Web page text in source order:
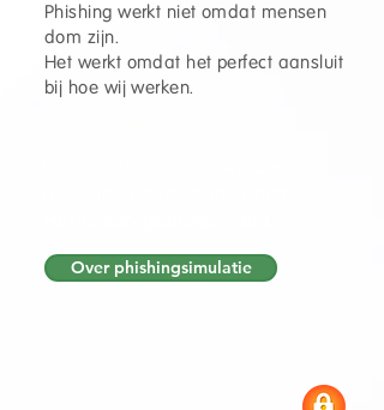
Phishing werkt niet omdat mensen
dom zijn.
Het werkt omdat het perfect aansluit
bij hoe wij werken.
Over phishingsimulatie